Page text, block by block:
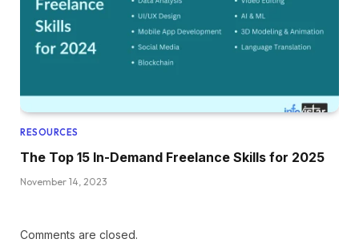
RESOURCES
The Top 15 In-Demand Freelance Skills for 2025
November 14, 2023
Comments are closed.